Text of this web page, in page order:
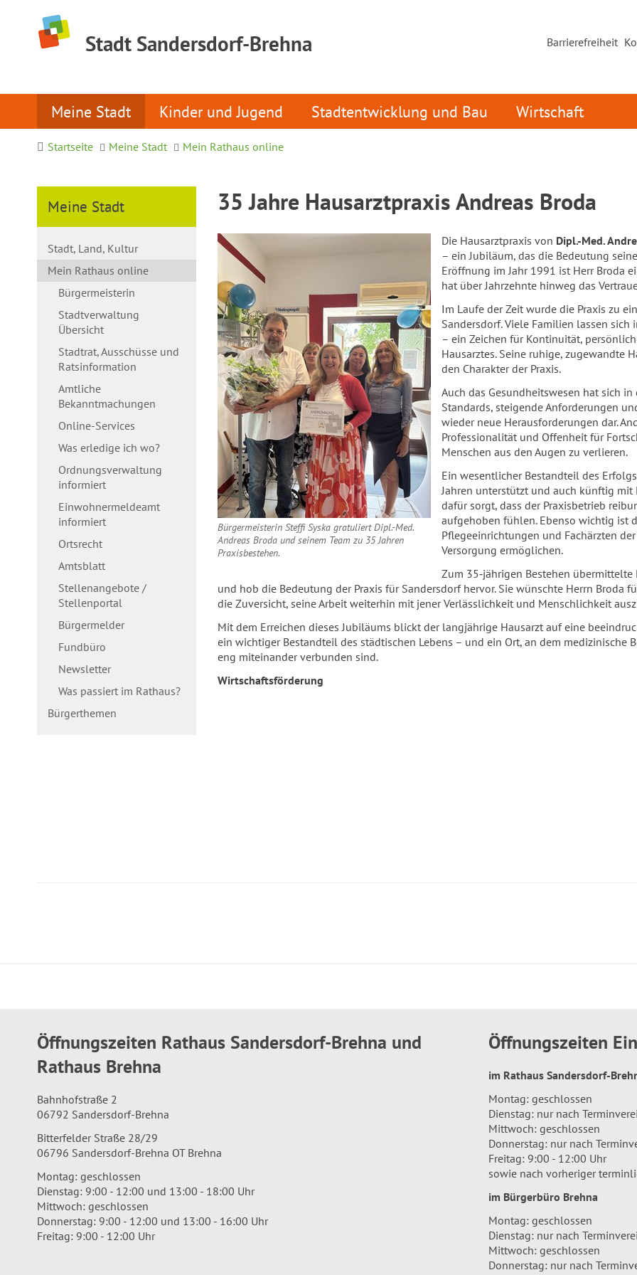
Stadt Sandersdorf-Brehna Barrierefreiheit
Meine Stadt Kinder und Jugend Stadtentwicklung und Bau Wirtschaft
Startseite Meine Stadt Mein Rathaus online
Meine Stadt
Stadt, Land, Kultur
Mein Rathaus online
Bürgermeisterin
Stadtverwaltung
Übersicht
Stadtrat, Ausschüsse und
Ratsinformation
Amtliche
Bekanntmachungen
Online-Services
Was erledige ich wo?
Ordnungsverwaltung
informiert
Einwohnermeldeamt
informiert
Ortsrecht
Amtsblatt
Stellenangebote /
Stellenportal
Bürgermelder
Fundbüro
Newsletter
Was passiert im Rathaus?
Bürgerthemen
35 Jahre Hausarztpraxis Andreas Broda
Bürgermeisterin Steffi Syska gratuliert Dipl.-Med.
Andreas Broda und seinem Team zu 35 Jahren
Praxisbestehen.
Die Hausarztpraxis von Dipl.-Med.
– ein Jubiläum, das die Bedeutung
Eröffnung im Jahr 1991 ist Herr Broda
hat über Jahrzehnte hinweg das
Im Laufe der Zeit wurde die Praxis zu
Sandersdorf. Viele Familien lassen
– ein Zeichen für Kontinuität,
Hausarztes. Seine ruhige, zugewandte
den Charakter der Praxis.
Auch das Gesundheitswesen hat sich
Standards, steigende Anforderungen
wieder neue Herausforderungen dar.
Professionalität und Offenheit für
Menschen aus den Augen zu verlieren.
Ein wesentlicher Bestandteil des
Jahren unterstützt und auch künftig
dafür sorgt, dass der Praxisbetrieb
aufgehoben fühlen. Ebenso wichtig ist
Pflegeeinrichtungen und Fachärzten
Versorgung ermöglichen.
Zum 35‑jährigen Bestehen
und hob die Bedeutung der Praxis für Sandersdorf hervor. Sie wünschte Herrn Broda
die Zuversicht, seine Arbeit weiterhin mit jener Verlässlichkeit und Menschlichkeit
Mit dem Erreichen dieses Jubiläums blickt der langjährige Hausarzt auf eine
ein wichtiger Bestandteil des städtischen Lebens – und ein Ort, an dem medizinische
eng miteinander verbunden sind.
Wirtschaftsförderung
Öffnungszeiten Rathaus Sandersdorf-Brehna und
Rathaus Brehna
Bahnhofstraße 2
06792 Sandersdorf-Brehna
Bitterfelder Straße 28/29
06796 Sandersdorf-Brehna OT Brehna
Montag: geschlossen
Dienstag: 9:00 - 12:00 und 13:00 - 18:00 Uhr
Mittwoch: geschlossen
Donnerstag: 9:00 - 12:00 und 13:00 - 16:00 Uhr
Freitag: 9:00 - 12:00 Uhr
Öffnungszeiten
im Rathaus Sandersdorf-
Montag: geschlossen
Dienstag: nur nach
Mittwoch: geschlossen
Donnerstag: nur nach
Freitag: 9:00 - 12:00 Uhr
sowie nach vorheriger
im Bürgerbüro Brehna
Montag: geschlossen
Dienstag: nur nach
Mittwoch: geschlossen
Donnerstag: nur nach